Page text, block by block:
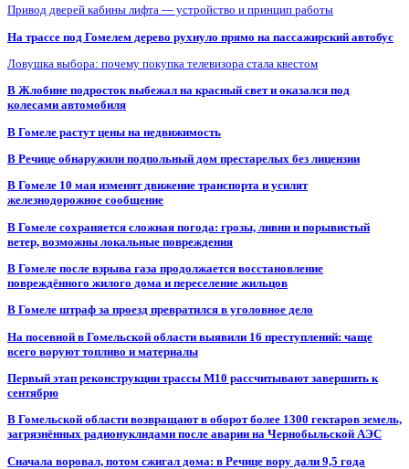
Привод дверей кабины лифта — устройство и принцип работы
На трассе под Гомелем дерево рухнуло прямо на пассажирский автобус
Ловушка выбора: почему покупка телевизора стала квестом
В Жлобине подросток выбежал на красный свет и оказался под
колесами автомобиля
В Гомеле растут цены на недвижимость
В Речице обнаружили подпольный дом престарелых без лицензии
В Гомеле 10 мая изменят движение транспорта и усилят
железнодорожное сообщение
В Гомеле сохраняется сложная погода: грозы, ливни и порывистый
ветер, возможны локальные повреждения
В Гомеле после взрыва газа продолжается восстановление
повреждённого жилого дома и переселение жильцов
В Гомеле штраф за проезд превратился в уголовное дело
На посевной в Гомельской области выявили 16 преступлений: чаще
всего воруют топливо и материалы
Первый этап реконструкции трассы М10 рассчитывают завершить к
сентябрю
В Гомельской области возвращают в оборот более 1300 гектаров земель,
загрязнённых радионуклидами после аварии на Чернобыльской АЭС
Сначала воровал, потом сжигал дома: в Речице вору дали 9,5 года